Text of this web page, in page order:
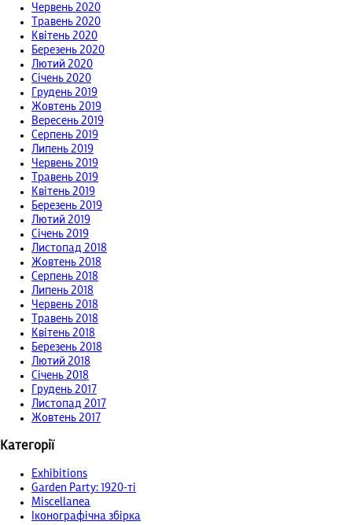
Червень 2020
Травень 2020
Квітень 2020
Березень 2020
Лютий 2020
Січень 2020
Грудень 2019
Жовтень 2019
Вересень 2019
Серпень 2019
Липень 2019
Червень 2019
Травень 2019
Квітень 2019
Березень 2019
Лютий 2019
Січень 2019
Листопад 2018
Жовтень 2018
Серпень 2018
Липень 2018
Червень 2018
Травень 2018
Квітень 2018
Березень 2018
Лютий 2018
Січень 2018
Грудень 2017
Листопад 2017
Жовтень 2017
Категорії
Exhibitions
Garden Party: 1920-ті
Miscellanea
Іконографічна збірка